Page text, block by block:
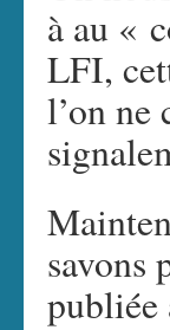
à au «
LFI,
l’on ne
savons
publiée